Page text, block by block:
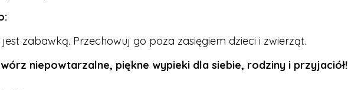
zabawką. Przechowuj go poza zasięgiem dzieci i zwierząt.
niepowtarzalne, piękne wypieki dla siebie, rodziny i przyjaciół!